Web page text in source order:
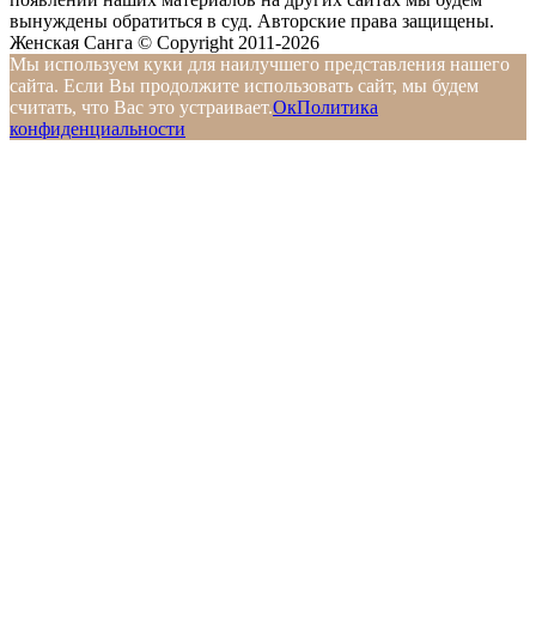
вынуждены обратиться в суд. Авторские права защищены.
Женская Санга © Copyright 2011-2026
Мы используем куки для наилучшего представления нашего
сайта. Если Вы продолжите использовать сайт, мы будем
считать, что Вас это устраивает.ОкПолитика
конфиденциальности